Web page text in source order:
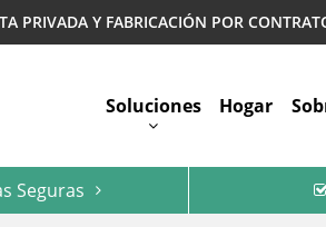
PRIVADA Y FABRICACIÓN POR
Soluciones Hogar
Seguras